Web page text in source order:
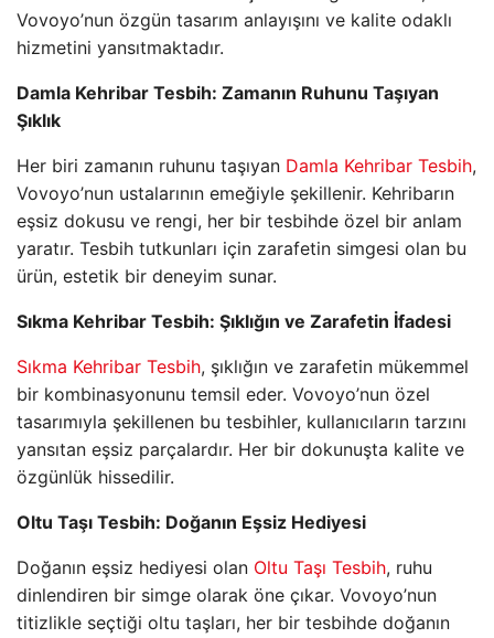
Vovoyo’nun özgün tasarım anlayışını ve kalite odaklı
hizmetini yansıtmaktadır.
Damla Kehribar Tesbih: Zamanın Ruhunu Taşıyan
Şıklık
Her biri zamanın ruhunu taşıyan Damla Kehribar Tesbih,
Vovoyo’nun ustalarının emeğiyle şekillenir. Kehribarın
eşsiz dokusu ve rengi, her bir tesbihde özel bir anlam
yaratır. Tesbih tutkunları için zarafetin simgesi olan bu
ürün, estetik bir deneyim sunar.
Sıkma Kehribar Tesbih: Şıklığın ve Zarafetin İfadesi
Sıkma Kehribar Tesbih, şıklığın ve zarafetin mükemmel
bir kombinasyonunu temsil eder. Vovoyo’nun özel
tasarımıyla şekillenen bu tesbihler, kullanıcıların tarzını
yansıtan eşsiz parçalardır. Her bir dokunuşta kalite ve
özgünlük hissedilir.
Oltu Taşı Tesbih: Doğanın Eşsiz Hediyesi
Doğanın eşsiz hediyesi olan Oltu Taşı Tesbih, ruhu
dinlendiren bir simge olarak öne çıkar. Vovoyo’nun
titizlikle seçtiği oltu taşları, her bir tesbihde doğanın